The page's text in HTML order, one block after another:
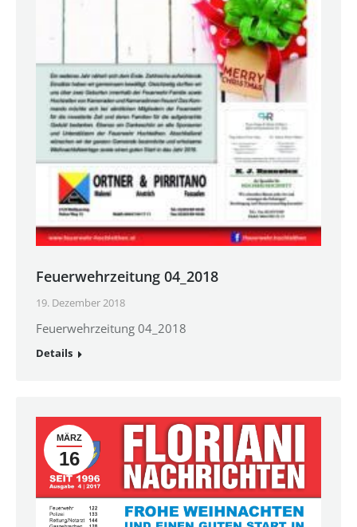
Feuerwehrzeitung 04_2018
19. Dezember 2018
Feuerwehrzeitung 04_2018
Details
MÄRZ
16